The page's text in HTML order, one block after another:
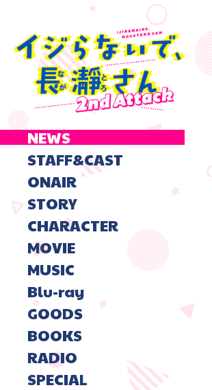
NEWS
STAFF&CAST
ONAIR
STORY
CHARACTER
MOVIE
MUSIC
Blu-ray
GOODS
BOOKS
RADIO
SPECIAL